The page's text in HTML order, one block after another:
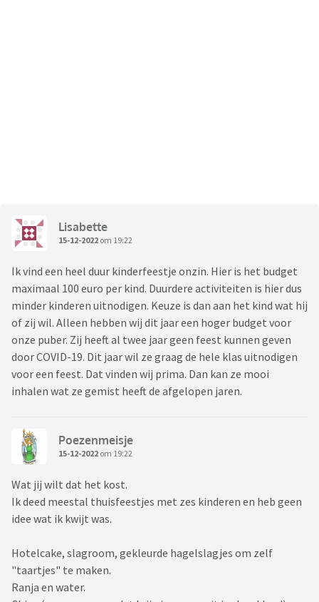
Lisabette
15-12-2022 om 19:22
Ik vind een heel duur kinderfeestje onzin. Hier is het budget
maximaal 100 euro per kind. Duurdere activiteiten is hier dus
minder kinderen uitnodigen. Keuze is dan aan het kind wat hij
of zij wil. Alleen hebben wij dit jaar een hoger budget voor
onze puber. Zij heeft al twee jaar geen feest kunnen geven
door COVID-19. Dit jaar wil ze graag de hele klas uitnodigen
voor een feest. Dat vinden wij prima. Dan kan ze mooi
inhalen wat ze gemist heeft de afgelopen jaren.
Poezenmeisje
15-12-2022 om 19:22
Wat jij wilt dat het kost.
Ik deed meestal thuisfeestjes met zes kinderen en heb geen
idee wat ik kwijt was.
Hotelcake, slagroom, gekleurde hagelslagjes om zelf
"taartjes" te maken.
Ranja en water.